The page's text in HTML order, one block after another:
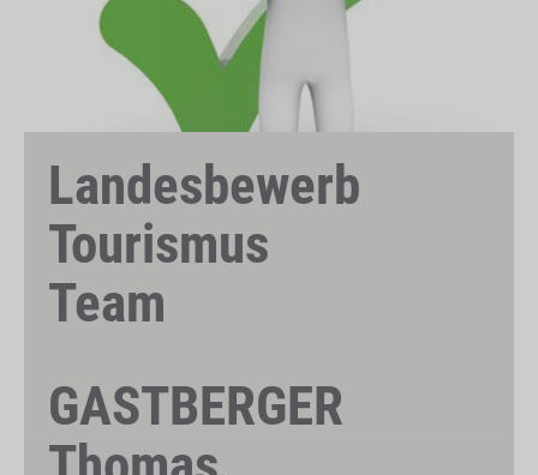
Landesbewerb
Tourismus
Team
GASTBERGER